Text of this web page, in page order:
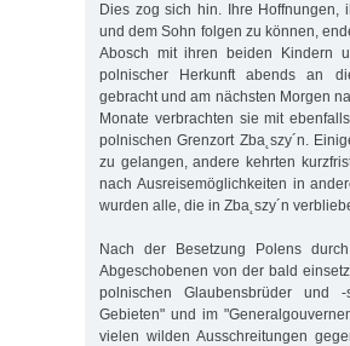
Dies zog sich hin. Ihre Hoffnungen,
und dem Sohn folgen zu können,
Abosch mit ihren beiden Kindern
polnischer Herkunft abends an
gebracht und am nächsten Morgen
Monate verbrachten sie mit
polnischen Grenzort Zba˛szy´n.
zu gelangen, andere kehrten
nach Ausreisemöglichkeiten in
wurden alle, die in Zba˛szy´n
Nach der Besetzung Polens
Abgeschobenen von der bald
polnischen Glaubensbrüder und
Gebieten" und im
vielen wilden Ausschreitungen